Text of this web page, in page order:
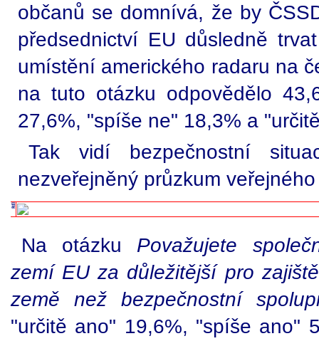
občanů se domnívá, že by
předsednictví EU důsledně
umístění amerického radaru na
na tuto otázku odpovědělo
27,6%, "spíše ne" 18,3% a
Tak vidí bezpečnostní
nezveřejněný průzkum
Na otázku Považujete
zemí EU za důležitější pro
země než bezpečnostní
"určitě ano" 19,6%, "spíše ano"